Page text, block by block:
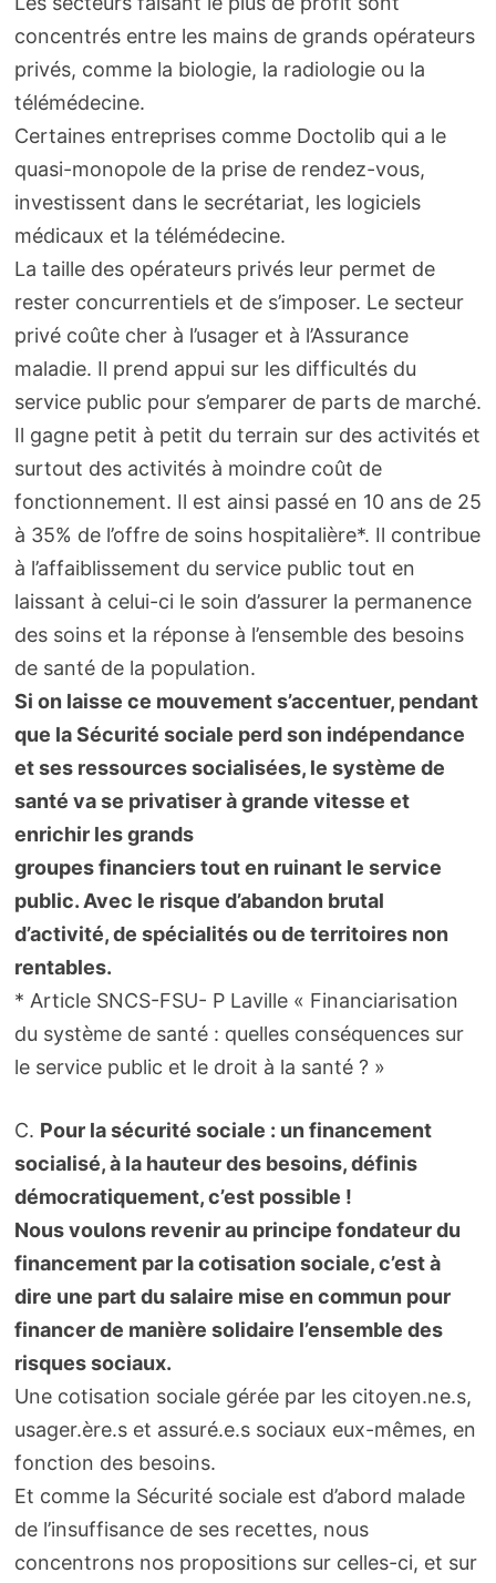
concentrés entre les mains de grands opérateurs
privés, comme la biologie, la radiologie ou la
télémédecine.
Certaines entreprises comme Doctolib qui a le
quasi-monopole de la prise de rendez-vous,
investissent dans le secrétariat, les logiciels
médicaux et la télémédecine.
La taille des opérateurs privés leur permet de
rester concurrentiels et de s’imposer. Le secteur
privé coûte cher à l’usager et à l’Assurance
maladie. Il prend appui sur les difficultés du
service public pour s’emparer de parts de marché.
Il gagne petit à petit du terrain sur des activités et
surtout des activités à moindre coût de
fonctionnement. Il est ainsi passé en 10 ans de 25
à 35% de l’offre de soins hospitalière*. Il contribue
à l’affaiblissement du service public tout en
laissant à celui-ci le soin d’assurer la permanence
des soins et la réponse à l’ensemble des besoins
de santé de la population.
Si on laisse ce mouvement s’accentuer, pendant
que la Sécurité sociale perd son indépendance
et ses ressources socialisées, le système de
santé va se privatiser à grande vitesse et
enrichir les grands
groupes financiers tout en ruinant le service
public. Avec le risque d’abandon brutal
d’activité, de spécialités ou de territoires non
rentables.
* Article SNCS-FSU- P Laville « Financiarisation
du système de santé : quelles conséquences sur
le service public et le droit à la santé ? »
C. Pour la sécurité sociale : un financement
socialisé, à la hauteur des besoins, définis
démocratiquement, c’est possible !
Nous voulons revenir au principe fondateur du
financement par la cotisation sociale, c’est à
dire une part du salaire mise en commun pour
financer de manière solidaire l’ensemble des
risques sociaux.
Une cotisation sociale gérée par les citoyen.ne.s,
usager.ère.s et assuré.e.s sociaux eux-mêmes, en
fonction des besoins.
Et comme la Sécurité sociale est d’abord malade
de l’insuffisance de ses recettes, nous
concentrons nos propositions sur celles-ci, et sur